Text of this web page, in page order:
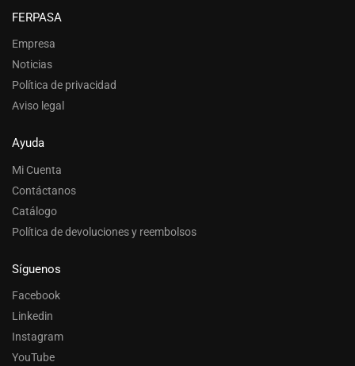
FERPASA
Empresa
Noticias
Política de privacidad
Aviso legal
Ayuda
Mi Cuenta
Contáctanos
Catálogo
Política de devoluciones y reembolsos
Síguenos
Facebook
Linkedin
Instagram
YouTube